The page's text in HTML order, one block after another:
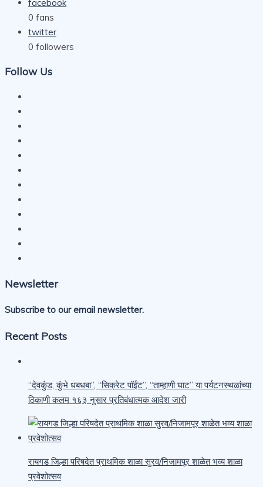
facebook
0 fans
twitter
0 followers
Follow Us
Newsletter
Subscribe to our email newsletter.
Recent Posts
“देवकुंड, कुंभे धबधबा”, “सिक्रेट पॉईंट”, “ताम्हाणी घाट” या पर्यटनस्थळांच्या
ठिकाणी कलम १६३ नुसार प्रतिबंधात्मक आदेश जारी
रायगड जिल्हा परिषदेत प्राथमिक शाळा सुरव/निजामपूर शाळेत भव्य शाळा
प्रवेशोत्सव